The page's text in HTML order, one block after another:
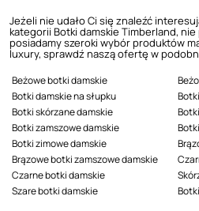
Jeżeli nie udało Ci się znaleźć
kategorii Botki damskie Timberland, nie
posiadamy szeroki wybór produktów
luxury, sprawdź naszą ofertę w
Beżowe botki damskie
Botki damskie na słupku
Botki skórzane damskie
Botki zamszowe damskie
Botki zimowe damskie
Brązowe botki zamszowe damskie
Czarne botki damskie
Szare botki damskie